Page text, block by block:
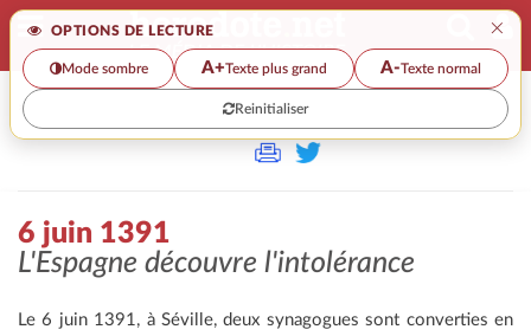
OPTIONS DE LECTURE ×
Mode sombre A+Texte plus grand A-Texte normal
Reinitialiser
>
6 juin 1391
L'Espagne découvre l'intolérance
Le 6 juin 1391, à Séville, deux synagogues sont converties en